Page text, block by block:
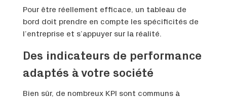
Pour être réellement efficace, un tableau de
bord doit prendre en compte les spécificités de
l’entreprise et s’appuyer sur la réalité.
Des indicateurs de performance
adaptés à votre société
Bien sûr, de nombreux KPI sont communs à